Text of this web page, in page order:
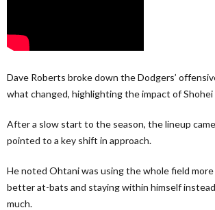
Dave Roberts broke down the Dodgers’
what changed, highlighting the impact of
After a slow start to the season, the lineup
pointed to a key shift in approach.
He noted Ohtani was using the whole field
better at-bats and staying within himself
much.